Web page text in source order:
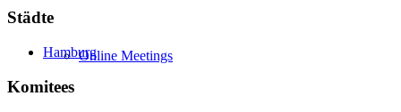
Online Meetings
Städte
Hamburg
Komitees